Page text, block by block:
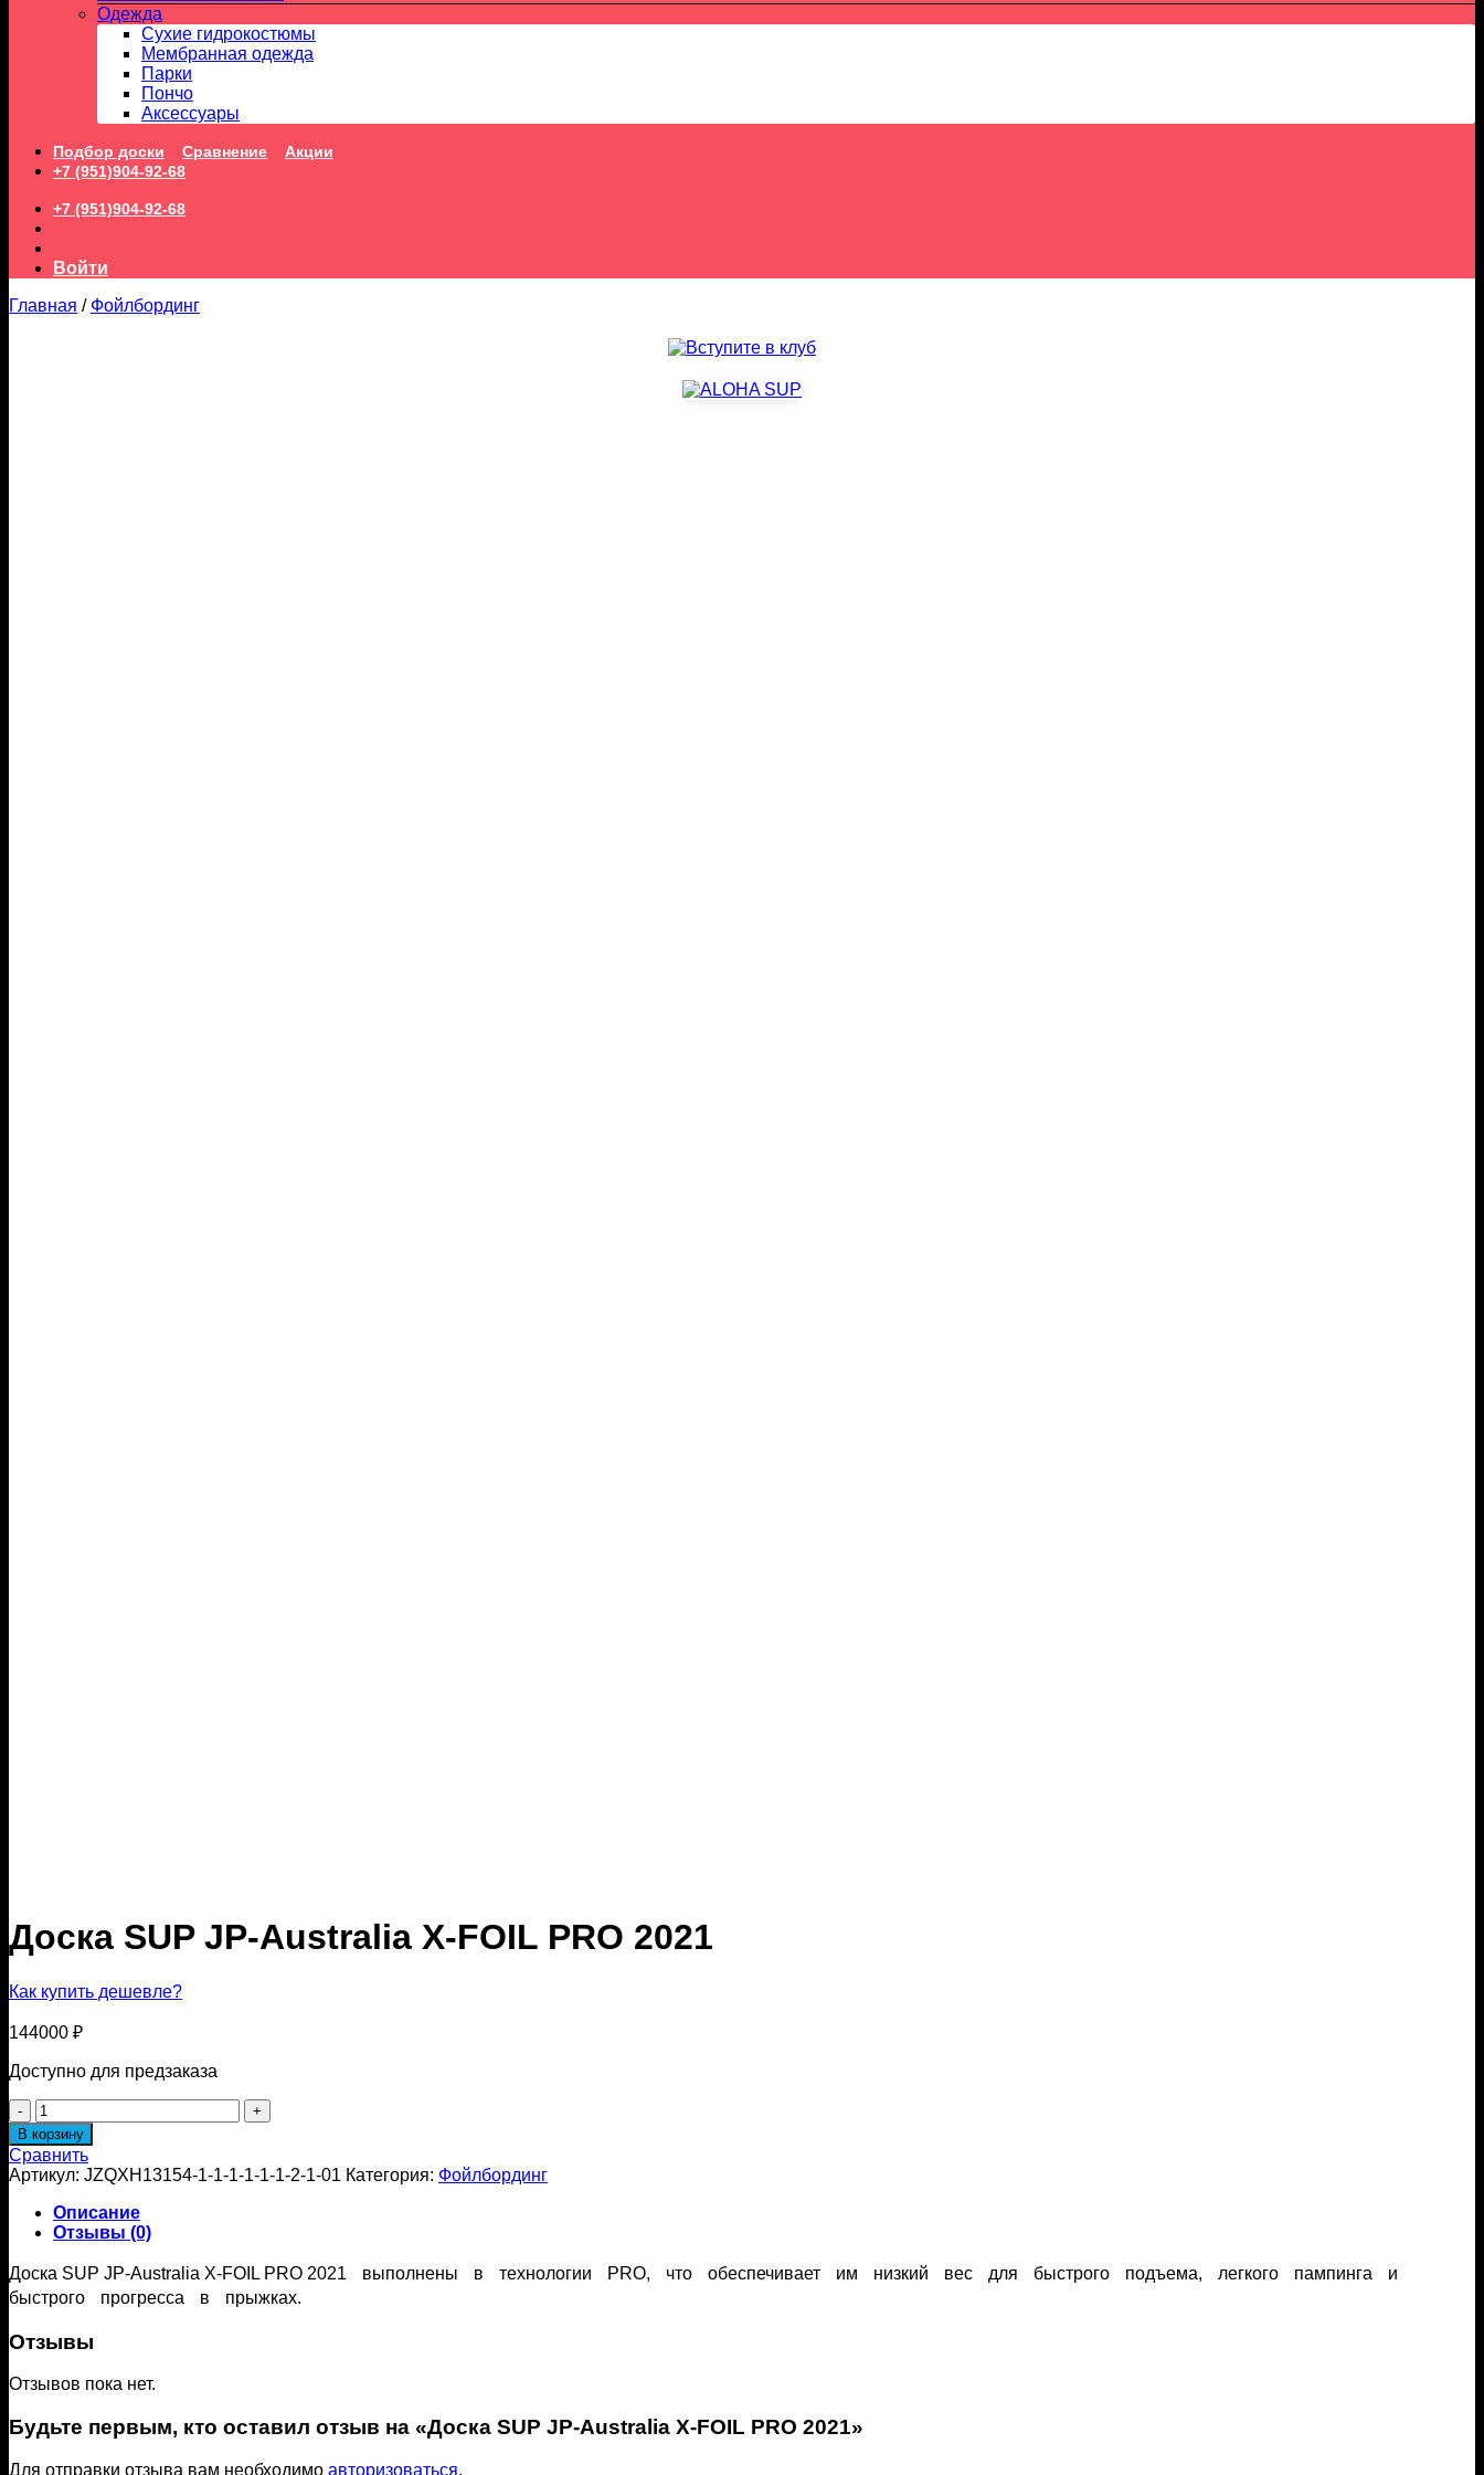
Одежда
Сухие гидрокостюмы
Мембранная одежда
Парки
Пончо
Аксессуары
Подбор доски Сравнение
Акции
+7 (951)904-92-68
+7 (951)904-92-68
Войти
Главная / Фойлбординг
Доска SUP JP-Australia X-FOIL PRO 2021
Как купить дешевле?
144000 ₽
Доступно для предзаказа
Количество
товара
Доска
SUP
JP-
Australia
X-
FOIL
PRO
В корзину
Сравнить
Артикул: JZQXH13154-1-1-1-1-1-1-2-1-01 Категория: Фойлбординг
Описание
Отзывы (0)
Доска SUP JP-Australia X-FOIL PRO 2021 выполнены в технологии PRO, что обеспечивает им низкий вес для быстрого подъема, легкого пампинга и
быстрого прогресса в прыжках.
Отзывы
Отзывов пока нет.
Будьте первым, кто оставил отзыв на «Доска SUP JP-Australia X-FOIL PRO 2021»
Для отправки отзыва вам необходимо авторизоваться.